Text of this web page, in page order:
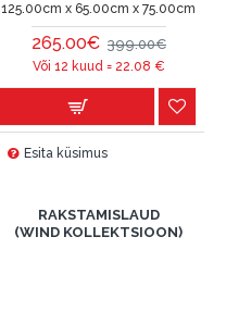
125.00cm x 65.00cm x 75.00cm
265.00€ 399.00€
Või 12 kuud = 22.08 €
Esita küsimus
RAKSTAMISLAUD
(WIND KOLLEKTSIOON)